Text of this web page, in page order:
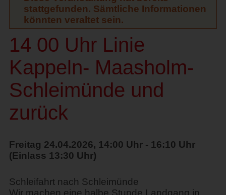
stattgefunden. Sämtliche Informationen
könnten veraltet sein.
14 00 Uhr Linie
Kappeln- Maasholm-
Schleimünde und
zurück
Freitag 24.04.2026, 14:00 Uhr - 16:10 Uhr
(Einlass 13:30 Uhr)
Schleifahrt nach Schleimünde
Wir machen eine halbe Stunde Landgang in